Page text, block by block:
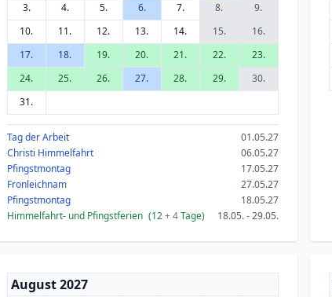
3.
4. 5. 6. 7. 8.
9.
10.
11. 12. 13. 14. 15.
16.
17.
18. 19. 20. 21. 22.
23.
24.
25. 26. 27. 28. 29.
30.
31.
Tag der Arbeit
01.05.27
Christi Himmelfahrt
06.05.27
Pfingstmontag
17.05.27
Fronleichnam
27.05.27
Pfingstmontag
18.05.27
Himmelfahrt- und Pfingstferien (12+ 4Tage) 18.05. - 29.05.
August 2027